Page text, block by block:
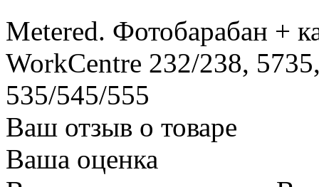
Metered. Фотобарабан +
WorkCentre 232/238,
535/545/555
Ваш отзыв о товаре
Ваша оценка